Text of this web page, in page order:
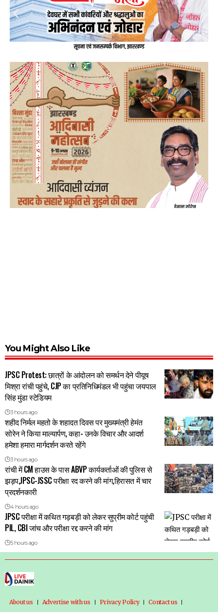
You Might Also Like
JPSC Protest: छात्रों के आंदोलन को समर्थन देने पीयूष
मिश्रा रांची पहुंचे, CJP का प्रतिनिधिमंडल भी पहुंचा जयपाल
सिंह मुंडा स्टेडियम
3 hours ago
शहीद निर्मल महतो के शहादत दिवस पर मुख्यमंत्री हेमंत
सोरेन ने किया माल्यार्पण, कहा- उनके विचार और आदर्श
हमेशा हमारा मार्गदर्शन करते रहेंगे
3 hours ago
रांची में CM हाउस के पास ABVP कार्यकर्ताओं की पुलिस से
झड़प,JPSC-JSSC परीक्षा रद करने की मांग,हिरासत में चार
प्रदर्शनकारी
4 hours ago
JPSC परीक्षा में कथित गड़बड़ी को लेकर सुप्रीम कोर्ट पहुंची
PIL, CBI जांच और परीक्षा रद्द करने की मांग
5 hours ago
About us Advertise with us Privacy Policy
Contact us